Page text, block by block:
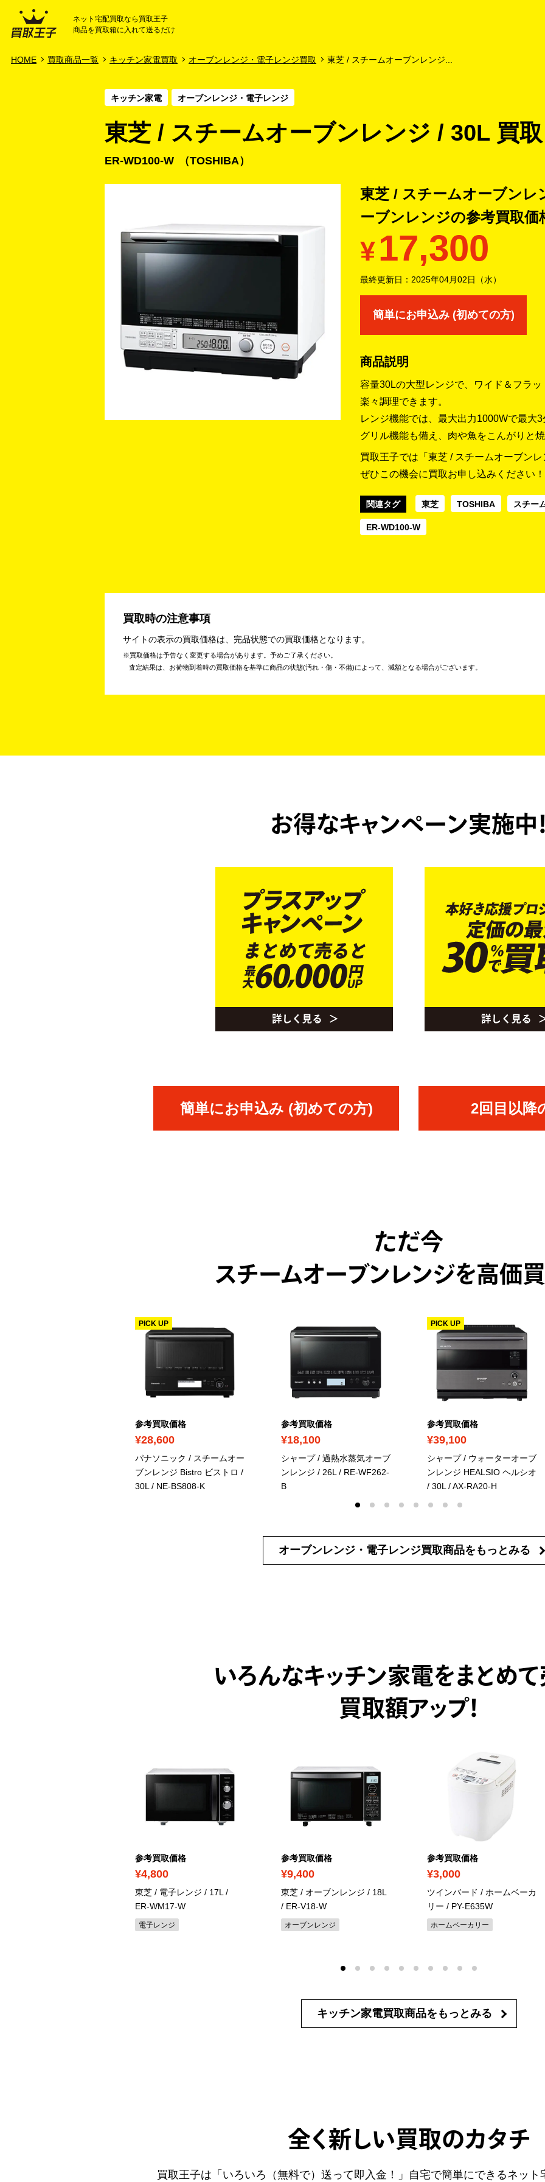
HOME
ネット宅配買取なら買取王子
商品を買取箱に入れて送るだけ
HOME 買取商品一覧 キッチン家電買取 オーブンレンジ・電子レンジ買取 東芝 / スチームオーブンレンジ...
キッチン家電 オーブンレンジ・電子レンジ
東芝 / スチームオーブンレンジ / 30L 買取
ER-WD100-W TOSHIBA
東芝 / スチームオーブン
ーブンレンジの参考買取価
¥17,300
最終更新日： 2025年04月02日（水）
簡単にお申込み (初めての方)
商品説明
容量30Lの大型レンジで、ワイド＆フラ
楽々調理できます。
レンジ機能では、最大出力1000Wで最大
グリル機能も備え、肉や魚をこんがりと
買取王子では「東芝 / スチームオーブン
ぜひこの機会に買取お申し込みください！
関連タグ 東芝 TOSHIBA スチー
ER-WD100-W
買取時の注意事項
サイトの表示の買取価格は、完品状態での買取価格となります。
買取価格は予告なく変更する場合があります。予めご了承ください。
査定結果は、お荷物到着時の買取価格を基準に商品の状態(汚れ・傷・不備)によって、減額となる場合がございます。
お得なキャンペーン実施中
簡単にお申込み (初めての方) 2回目以降
ただ今
スチームオーブンレンジを高価買
参考買取価格
¥28,600
PICK UP
パナソニック / スチームオー
ブンレンジ Bistro ビストロ /
30L / NE-BS808-K
参考買取価格
¥18,100
シャープ / 過熱水蒸気オーブ
ンレンジ / 26L / RE-WF262-
B
参考買取価格
¥39,100
PICK UP
シャープ / ウォーターオーブ
ンレンジ HEALSIO ヘルシオ
/ 30L / AX-RA20-H
オーブンレンジ・電子レンジ買取商品を もっとみる
いろんなキッチン家電をまとめて
買取額アップ！
参考買取価格
¥4,800
東芝 / 電子レンジ / 17L /
ER-WM17-W
電子レンジ
参考買取価格
¥9,400
東芝 / オーブンレンジ / 18L
/ ER-V18-W
オーブンレンジ
参考買取価格
¥3,000
ツインバード / ホームベーカ
リー / PY-E635W
ホームベーカリー
キッチン家電買取商品を もっとみる
全く新しい買取のカタチ
買取王子は「いろいろ（無料で）送って即入金！」自宅で簡単にできるネッ